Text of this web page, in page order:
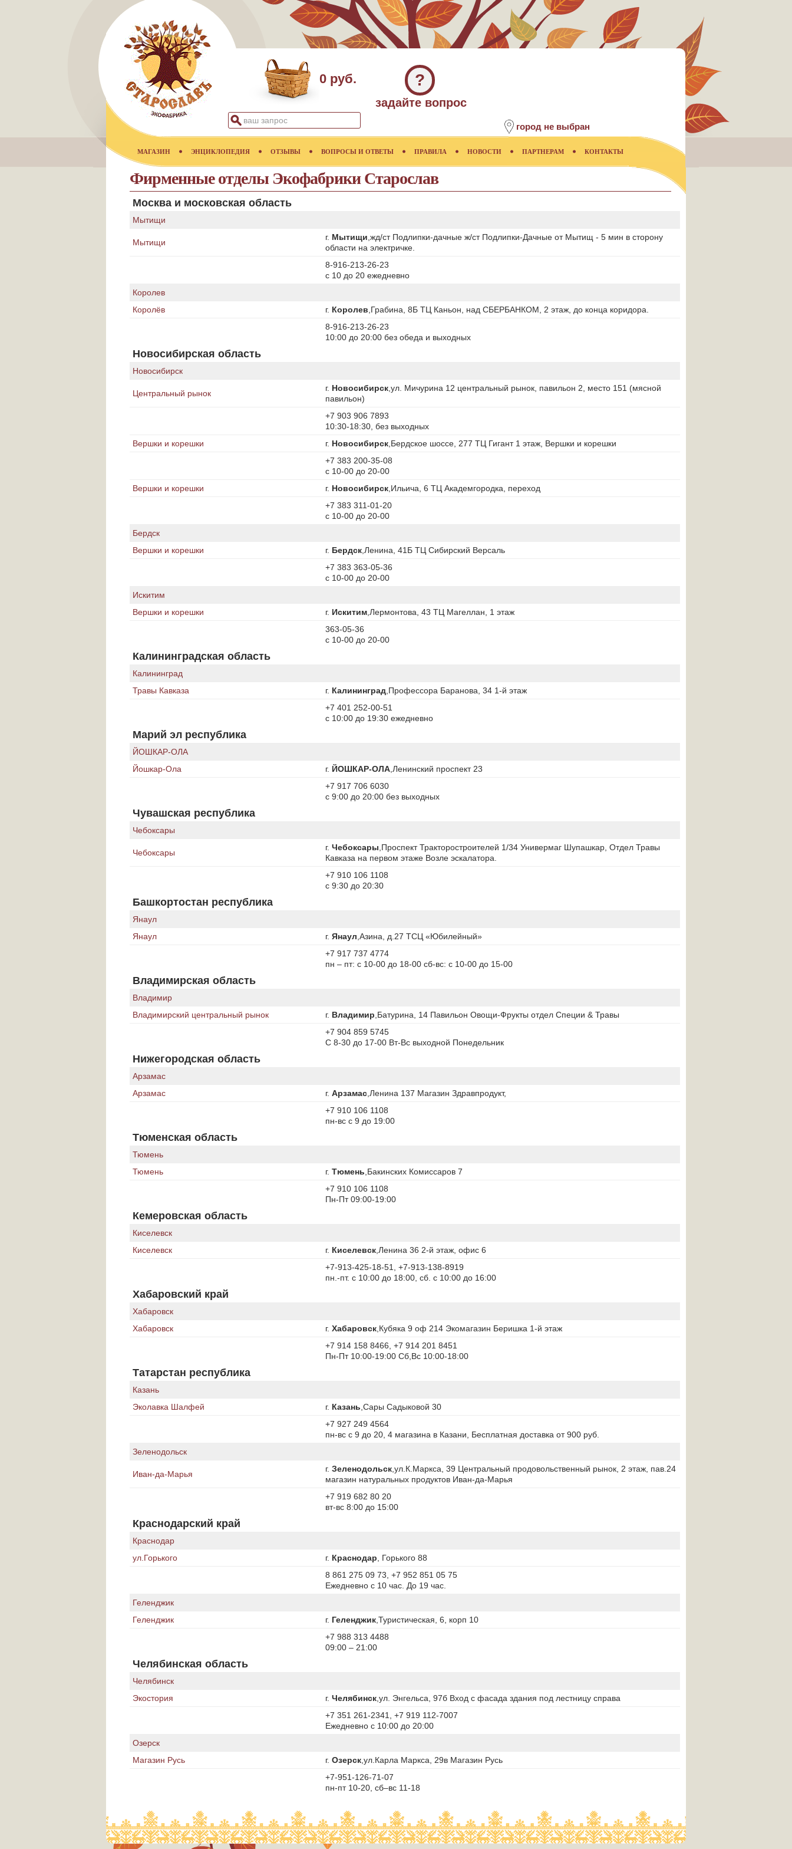
0 руб. ?
задайте вопрос
город не выбран
МАГАЗИН ЭНЦИКЛОПЕДИЯ ОТЗЫВЫ ВОПРОСЫ И ОТВЕТЫ ПРАВИЛА НОВОСТИ ПАРТНЕРАМ КОНТАКТЫ
Фирменные отделы Экофабрики Старослав
Москва и московская область
Мытищи
Мытищи
г. Мытищи ,жд/ст Подлипки-дачные ж/ст Подлипки-Дачные от Мытищ - 5 мин в сторону
области на электричке.
8-916-213-26-23
с 10 до 20 ежедневно
Королев
Королёв
г. Королев ,Грабина, 8Б ТЦ Каньон, над СБЕРБАНКОМ, 2 этаж, до конца коридора.
8-916-213-26-23
10:00 до 20:00 без обеда и выходных
Новосибирская область
Новосибирск
Центральный рынок
г. Новосибирск ,ул. Мичурина 12 центральный рынок, павильон 2, место 151 (мясной
павильон)
+7 903 906 7893
10:30-18:30, без выходных
Вершки и корешки
г. Новосибирск ,Бердское шоссе, 277 ТЦ Гигант 1 этаж, Вершки и корешки
+7 383 200-35-08
с 10-00 до 20-00
Вершки и корешки
г. Новосибирск ,Ильича, 6 ТЦ Академгородка, переход
+7 383 311-01-20
с 10-00 до 20-00
Бердск
Вершки и корешки
г. Бердск ,Ленина, 41Б ТЦ Сибирский Версаль
+7 383 363-05-36
с 10-00 до 20-00
Искитим
Вершки и корешки
г. Искитим ,Лермонтова, 43 ТЦ Магеллан, 1 этаж
363-05-36
с 10-00 до 20-00
Калининградская область
Калининград
Травы Кавказа
г. Калининград ,Профессора Баранова, 34 1-й этаж
+7 401 252-00-51
с 10:00 до 19:30 ежедневно
Марий эл республика
ЙОШКАР-ОЛА
Йошкар-Ола
г. ЙОШКАР-ОЛА ,Ленинский проспект 23
+7 917 706 6030
с 9:00 до 20:00 без выходных
Чувашская республика
Чебоксары
Чебоксары
г. Чебоксары ,Проспект Тракторостроителей 1/34 Универмаг Шупашкар, Отдел Травы
Кавказа на первом этаже Возле эскалатора.
+7 910 106 1108
с 9:30 до 20:30
Башкортостан республика
Янаул
Янаул
г. Янаул ,Азина, д.27 ТСЦ «Юбилейный»
+7 917 737 4774
пн – пт: с 10-00 до 18-00 сб-вс: с 10-00 до 15-00
Владимирская область
Владимир
Владимирский центральный рынок
г. Владимир ,Батурина, 14 Павильон Овощи-Фрукты отдел Специи & Травы
+7 904 859 5745
С 8-30 до 17-00 Вт-Вс выходной Понедельник
Нижегородская область
Арзамас
Арзамас
г. Арзамас ,Ленина 137 Магазин Здравпродукт,
+7 910 106 1108
пн-вс с 9 до 19:00
Тюменская область
Тюмень
Тюмень
г. Тюмень ,Бакинских Комиссаров 7
+7 910 106 1108
Пн-Пт 09:00-19:00
Кемеровская область
Киселевск
Киселевск
г. Киселевск ,Ленина 36 2-й этаж, офис 6
+7-913-425-18-51, +7-913-138-8919
пн.-пт. с 10:00 до 18:00, сб. с 10:00 до 16:00
Хабаровский край
Хабаровск
Хабаровск
г. Хабаровск ,Кубяка 9 оф 214 Экомагазин Беришка 1-й этаж
+7 914 158 8466, +7 914 201 8451
Пн-Пт 10:00-19:00 Сб,Вс 10:00-18:00
Татарстан республика
Казань
Эколавка Шалфей
г. Казань ,Сары Садыковой 30
+7 927 249 4564
пн-вс с 9 до 20, 4 магазина в Казани, Бесплатная доставка от 900 руб.
Зеленодольск
Иван-да-Марья
г. Зеленодольск ,ул.К.Маркса, 39 Центральный продовольственный рынок, 2 этаж, пав.24
магазин натуральных продуктов Иван-да-Марья
+7 919 682 80 20
вт-вс 8:00 до 15:00
Краснодарский край
Краснодар
ул.Горького
г. Краснодар , Горького 88
8 861 275 09 73, +7 952 851 05 75
Ежедневно с 10 час. До 19 час.
Геленджик
Геленджик
г. Геленджик ,Туристическая, 6, корп 10
+7 988 313 4488
09:00 – 21:00
Челябинская область
Челябинск
Экостория
г. Челябинск ,ул. Энгельса, 97б Вход с фасада здания под лестницу справа
+7 351 261-2341, +7 919 112-7007
Ежедневно c 10:00 до 20:00
Озерск
Магазин Русь
г. Озерск ,ул.Карла Маркса, 29в Магазин Русь
+7-951-126-71-07
пн-пт 10-20, сб–вс 11-18